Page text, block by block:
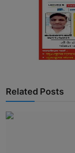
Related Posts